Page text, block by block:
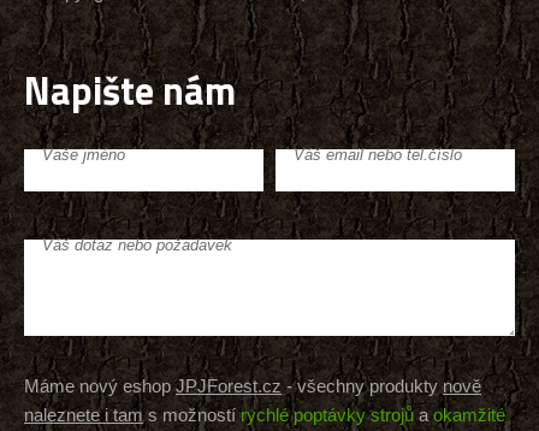
Napište nám
Vaše jméno Váš email nebo tel.číslo
Váš dotaz nebo požadavek
Máme nový eshopJPJForest.cz - všechny produktynově
naleznete i tams možnostírychlé poptávky strojů aokamžité